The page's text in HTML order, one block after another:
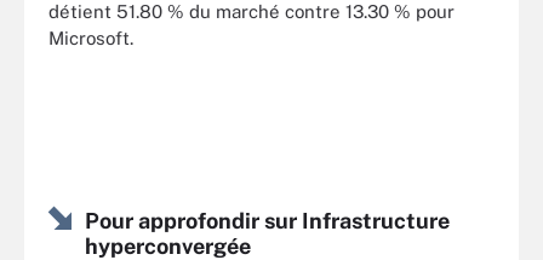
détient 51.80 % du marché contre 13.30 % pour
Microsoft.
Pour approfondir sur Infrastructure
hyperconvergée